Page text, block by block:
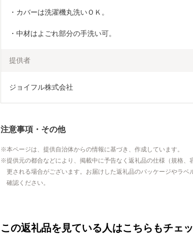
・カバーは洗濯機丸洗いＯＫ。
・中材はよごれ部分の手洗い可。
提供者
ジョイフル株式会社
注意事項・その他
本ページは、提供自治体からの情報に基づき、作成しています。
提供元の都合などにより、掲載中に予告なく返礼品の仕様（規格、
更される場合がございます。お届けした返礼品のパッケージやラベ
確認ください。
この返礼品を見ている人はこちらもチェ